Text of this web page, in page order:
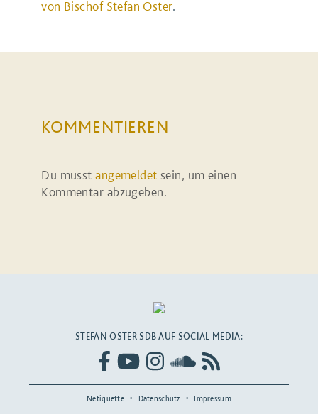
von Bischof Stefan Oster.
KOMMENTIEREN
Du musstangemeldet sein, um einen
Kommentar abzugeben.
STEFAN OSTER SDB AUF SOCIAL MEDIA:
Netiquette Datenschutz Impressum